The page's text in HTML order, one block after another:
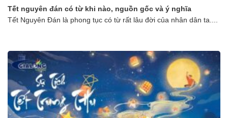
Tết nguyên đán có từ khi nào, nguồn gốc và ý nghĩa
Tết Nguyên Đán là phong tục có từ rất lâu đời của nhân dân ta....